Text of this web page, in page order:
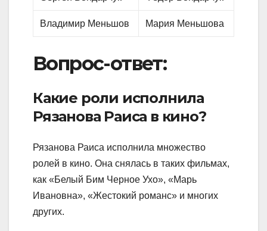
Владимир Меньшов Мария Меньшова
Вопрос-ответ:
Какие роли исполнила
Рязанова Раиса в кино?
Рязанова Раиса исполнила множество
ролей в кино. Она снялась в таких фильмах,
как «Белый Бим Черное Ухо», «Марь
Ивановна», «Жестокий романс» и многих
других.